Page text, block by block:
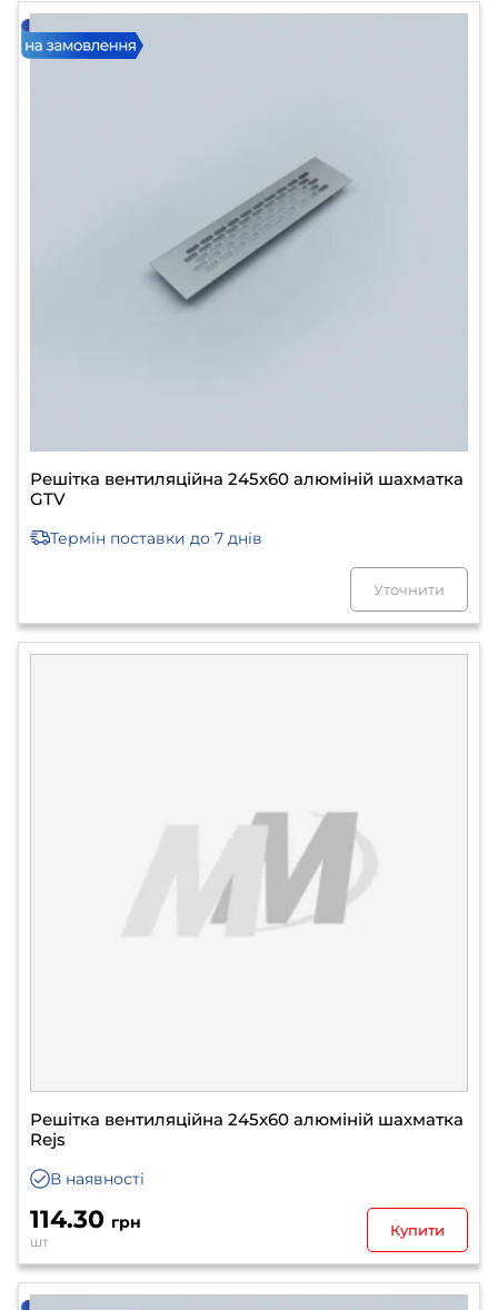
Решітка вентиляційна 245x60 алюміній шахматка
GTV
Термін поставки до 7 днів
Уточнити
Решітка вентиляційна 245x60 алюміній шахматка
Rejs
В наявності
114.30 грн
шт
Купити